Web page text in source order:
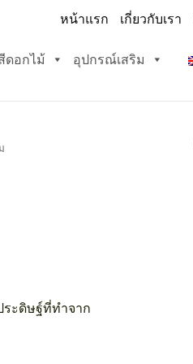
หน้าแรก เกี่ยวกับเรา
ดอกไม้ อุปกรณ์เสริม
ะดิษฐ์ที่ทำจาก